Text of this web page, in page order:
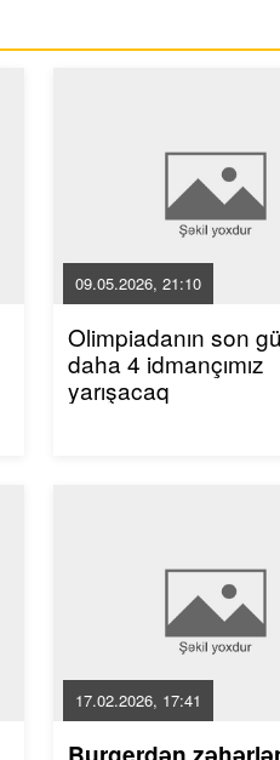
09.05.2026, 21:10
Olimpiadanın son
daha 4 idmançımız
yarışacaq
17.02.2026, 17:41